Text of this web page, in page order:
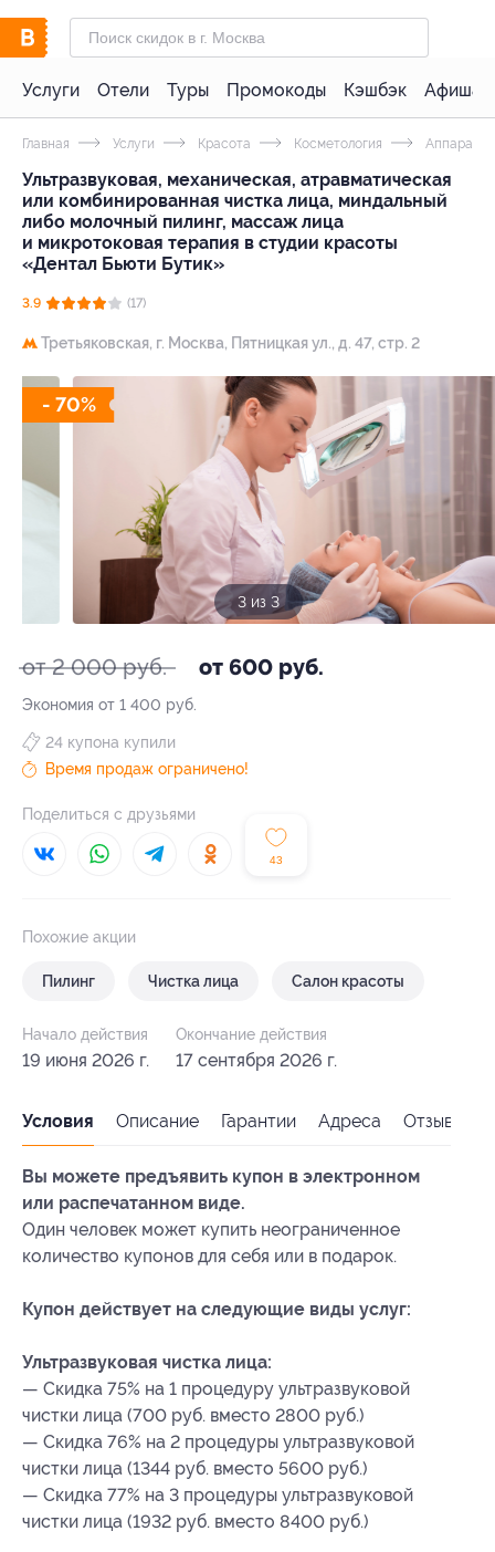
Услуги Отели Туры Промокоды Кэшбэк Афиша
Главная Услуги Красота Косметология
Ультразвуковая, механическая, атравматическая
или комбинированная чистка лица, миндальный
либо молочный пилинг, массаж лица
и микротоковая терапия в студии красоты
«Дентал Бьюти Бутик»
3.9 (17)
Третьяковская, г. Москва, Пятницкая ул., д. 47, стр. 2
- 70%
3 из 3
от 2 000 руб. от 600 руб.
Экономия от 1 400 руб.
43
24 купона купили
Время продаж ограничено!
Поделиться с друзьями
Похожие акции
Пилинг Чистка лица Салон красоты
Начало действия
19 июня 2026 г.
Окончание действия
17 сентября 2026 г.
Условия Описание Гарантии Адреса Отзывы
Вы можете предъявить купон в электронном
или распечатанном виде.
Один человек может купить неограниченное
количество купонов для себя или в подарок.
Купон действует на следующие виды услуг:
Ультразвуковая чистка лица:
— Скидка 75% на 1 процедуру ультразвуковой
чистки лица (700 руб. вместо 2800 руб.)
— Скидка 76% на 2 процедуры ультразвуковой
чистки лица (1344 руб. вместо 5600 руб.)
— Скидка 77% на 3 процедуры ультразвуковой
чистки лица (1932 руб. вместо 8400 руб.)